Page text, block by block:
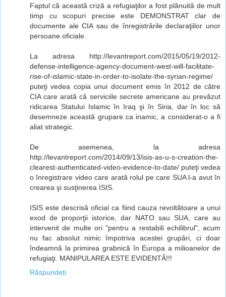
Faptul că această criză a refugiaţilor a fost plănuită de mult
timp cu scopuri precise este DEMONSTRAT clar de
documente ale CIA sau de înregistrările declaraţiilor unor
persoane oficiale.
La adresa http://levantreport.com/2015/05/19/2012-
defense-intelligence-agency-document-west-will-facilitate-
rise-of-islamic-state-in-order-to-isolate-the-syrian-regime/
puteţi vedea copia unui document emis în 2012 de către
CIA care arată că serviciile secrete americane au prevăzut
ridicarea Statului Islamic în Iraq şi în Siria, dar în loc să
desemneze această grupare ca inamic, a considerat-o a fi
aliat strategic.
De asemenea, la adresa
http://levantreport.com/2014/09/13/isis-as-u-s-creation-the-
clearest-authenticated-video-evidence-to-date/ puteţi vedea
o înregistrare video care arată rolul pe care SUA l-a avut în
crearea şi susţinerea ISIS.
ISIS este descrisă oficial ca fiind cauza revoltătoare a unui
exod de proporţii istorice, dar NATO sau SUA, care au
intervenit de multe ori "pentru a restabili echilibrul", acum
nu fac absolut nimic împotriva acestei grupări, ci doar
îndeamnă la primirea grabnică în Europa a milioanelor de
refugiaţi. MANIPULAREA ESTE EVIDENTĂ!!!
Răspundeți